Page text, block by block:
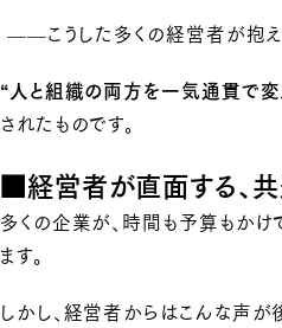
——こうした多くの経営者が抱え
“人と組織の両方を一気通貫で変
されたものです。
■経営者が直面する、
多くの企業が、時間も予算もか
ます。
しかし、経営者からはこんな声が